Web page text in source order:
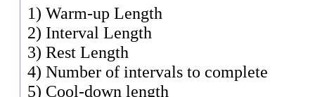
1) Warm-up Length
2) Interval Length
3) Rest Length
4) Number of intervals to complete
5) Cool-down length